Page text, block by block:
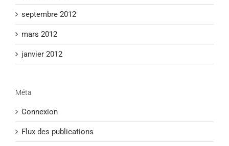
septembre 2012
mars 2012
janvier 2012
Méta
Connexion
Flux des publications